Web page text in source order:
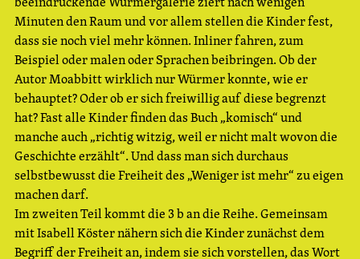
Minuten den Raum und vor allem stellen die Kinder fest,
dass sie noch viel mehr können. Inliner fahren, zum
Beispiel oder malen oder Sprachen beibringen. Ob der
Autor Moabbitt wirklich nur Würmer konnte, wie er
behauptet? Oder ob er sich freiwillig auf diese begrenzt
hat? Fast alle Kinder finden das Buch „komisch“ und
manche auch „richtig witzig, weil er nicht malt wovon die
Geschichte erzählt“. Und dass man sich durchaus
selbstbewusst die Freiheit des „Weniger ist mehr“ zu eigen
machen darf.
Im zweiten Teil kommt die 3 b an die Reihe. Gemeinsam
mit Isabell Köster nähern sich die Kinder zunächst dem
Begriff der Freiheit an, indem sie sich vorstellen, das Wort